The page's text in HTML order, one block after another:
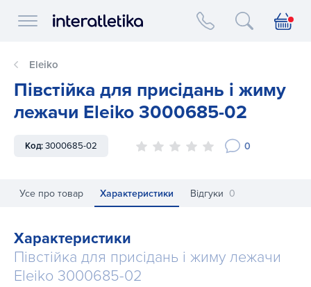
Interatletika logo
Eleiko
Півстійка для присідань і жиму
лежачи Eleiko 3000685-02
Код:3000685-02 0
Усе про товар Характеристики Відгуки 0
Характеристики
Півстійка для присідань і жиму лежачи
Eleiko 3000685-02